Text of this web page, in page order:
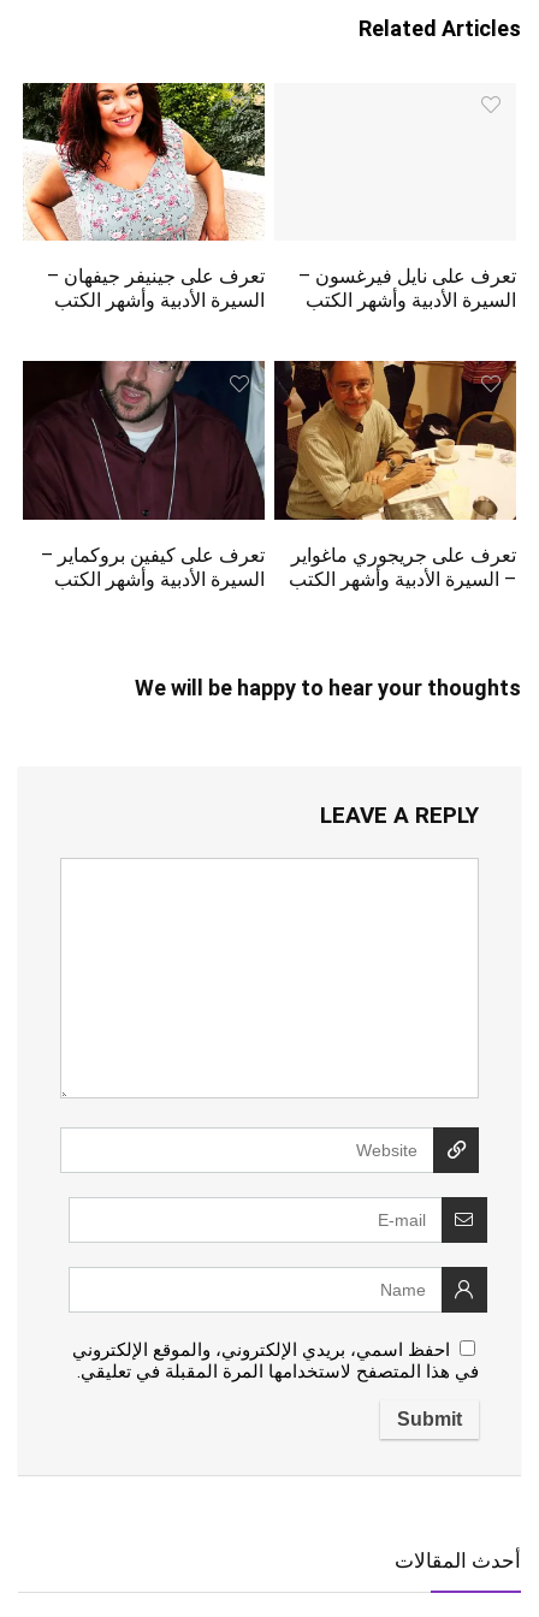
Related Articles
تعرف على نايل فيرغسون –
السيرة الأدبية وأشهر الكتب
تعرف على جينيفر جيفهان –
السيرة الأدبية وأشهر الكتب
تعرف على جريجوري ماغواير
– السيرة الأدبية وأشهر الكتب
تعرف على كيفين بروكماير –
السيرة الأدبية وأشهر الكتب
We will be happy to hear your thoughts
LEAVE A REPLY
احفظ اسمي، بريدي الإلكتروني، والموقع الإلكتروني
في هذا المتصفح لاستخدامها المرة المقبلة في تعليقي.
أحدث المقالات